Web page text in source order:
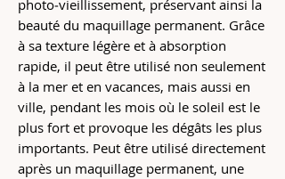
photo‑vieillissement, préservant ainsi la
beauté du maquillage permanent. Grâce
à sa texture légère et à absorption
rapide, il peut être utilisé non seulement
à la mer et en vacances, mais aussi en
ville, pendant les mois où le soleil est le
plus fort et provoque les dégâts les plus
importants. Peut être utilisé directement
après un maquillage permanent, une